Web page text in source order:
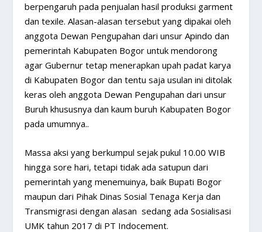
berpengaruh pada penjualan hasil produksi garment
dan texile. Alasan-alasan tersebut yang dipakai oleh
anggota Dewan Pengupahan dari unsur Apindo dan
pemerintah Kabupaten Bogor untuk mendorong
agar Gubernur tetap menerapkan upah padat karya
di Kabupaten Bogor dan tentu saja usulan ini ditolak
keras oleh anggota Dewan Pengupahan dari unsur
Buruh khususnya dan kaum buruh Kabupaten Bogor
pada umumnya..
Massa aksi yang berkumpul sejak pukul 10.00 WIB
hingga sore hari, tetapi tidak ada satupun dari
pemerintah yang menemuinya, baik Bupati Bogor
maupun dari Pihak Dinas Sosial Tenaga Kerja dan
Transmigrasi dengan alasan sedang ada Sosialisasi
UMK tahun 2017 di PT Indocement.